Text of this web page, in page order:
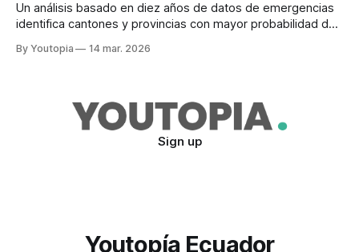
Un análisis basado en diez años de datos de emergencias
identifica cantones y provincias con mayor probabilidad de
By Youtopia 14 mar. 2026
Sign up
Youtopía Ecuador